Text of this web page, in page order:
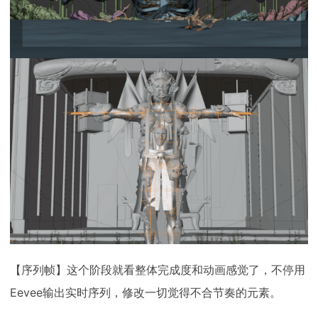
【序列帧】这个阶段就看整体完成度和动画感觉了，不停用
Eevee输出实时序列，修改一切觉得不合节奏的元素。